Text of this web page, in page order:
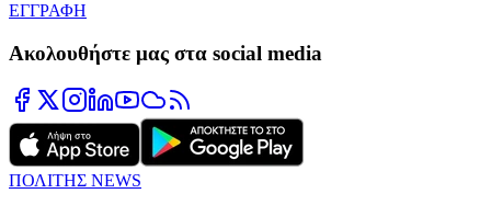
ΕΓΓΡΑΦΗ
Ακολουθήστε μας στα social media
ΠΟΛΙΤΗΣ NEWS